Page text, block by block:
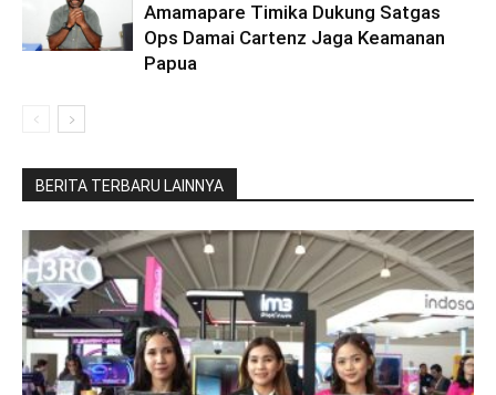
Amamapare Timika Dukung Satgas
Ops Damai Cartenz Jaga Keamanan
Papua
BERITA TERBARU LAINNYA